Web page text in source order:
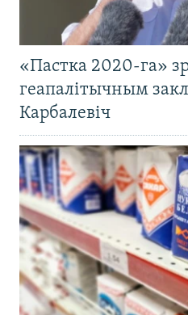
«Пастка 2020-га»
геапалітычным
Карбалевіч